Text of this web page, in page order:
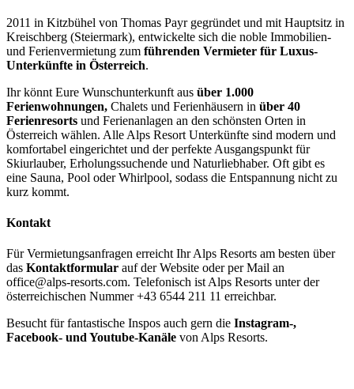
2011 in Kitzbühel von Thomas Payr gegründet und mit Hauptsitz in
Kreischberg (Steiermark), entwickelte sich die noble Immobilien-
und Ferienvermietung zum führenden Vermieter für Luxus-
Unterkünfte in Österreich.
Ihr könnt Eure Wunschunterkunft aus über 1.000
Ferienwohnungen, Chalets und Ferienhäusern in über 40
Ferienresorts und Ferienanlagen an den schönsten Orten in
Österreich wählen. Alle Alps Resort Unterkünfte sind modern und
komfortabel eingerichtet und der perfekte Ausgangspunkt für
Skiurlauber, Erholungssuchende und Naturliebhaber. Oft gibt es
eine Sauna, Pool oder Whirlpool, sodass die Entspannung nicht zu
kurz kommt.
Kontakt
Für Vermietungsanfragen erreicht Ihr Alps Resorts am besten über
das Kontaktformular auf der Website oder per Mail an
office@alps-resorts.com. Telefonisch ist Alps Resorts unter der
österreichischen Nummer +43 6544 211 11 erreichbar.
Besucht für fantastische Inspos auch gern die Instagram-,
Facebook- und Youtube-Kanäle von Alps Resorts.